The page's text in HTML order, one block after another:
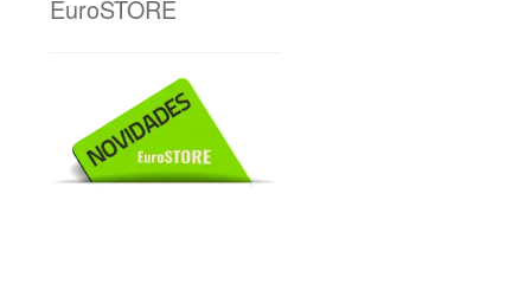
EuroSTORE